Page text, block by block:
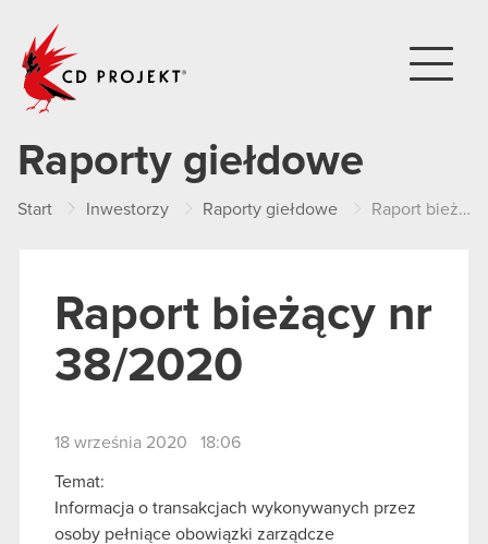
Raporty giełdowe
Start Inwestorzy Raporty giełdowe Raport bieżący nr 38/2020
Raport bieżący nr
38/2020
18 września 2020 18:06
Temat:
Informacja o transakcjach wykonywanych przez
osoby pełniące obowiązki zarządcze